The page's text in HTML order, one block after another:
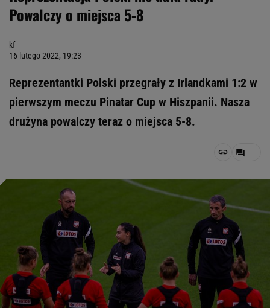
Powalczy o miejsca 5-8
kf
16 lutego 2022, 19:23
Reprezentantki Polski przegrały z Irlandkami 1:2 w
pierwszym meczu Pinatar Cup w Hiszpanii. Nasza
drużyna powalczy teraz o miejsca 5-8.